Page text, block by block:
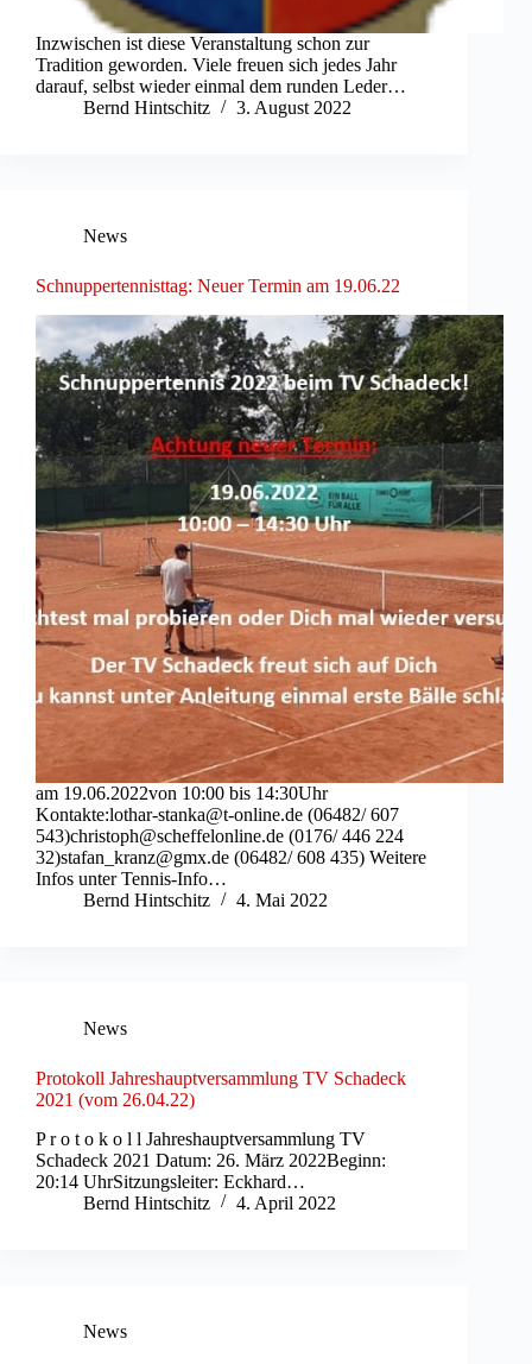
Inzwischen ist diese Veranstaltung schon zur
Tradition geworden. Viele freuen sich jedes Jahr
darauf, selbst wieder einmal dem runden Leder…
Bernd Hintschitz
3. August 2022
News
Schnuppertennisttag: Neuer Termin am 19.06.22
am 19.06.2022von 10:00 bis 14:30Uhr
Kontakte:lothar-stanka@t-online.de (06482/ 607
543)christoph@scheffelonline.de (0176/ 446 224
32)stafan_kranz@gmx.de (06482/ 608 435) Weitere
Infos unter Tennis-Info…
Bernd Hintschitz
4. Mai 2022
News
Protokoll Jahreshauptversammlung TV Schadeck
2021 (vom 26.04.22)
P r o t o k o l l Jahreshauptversammlung TV
Schadeck 2021 Datum: 26. März 2022Beginn:
20:14 UhrSitzungsleiter: Eckhard…
Bernd Hintschitz
4. April 2022
News